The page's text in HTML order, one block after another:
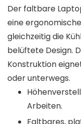
Der faltbare
eine
gleichzeitig die
belüftete Design.
Konstruktion
oder unterwegs.
Arbeiten.